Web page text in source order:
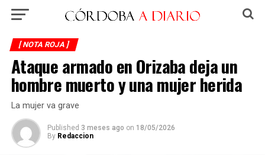
[ NOTA ROJA ]
Ataque armado en Orizaba deja un
hombre muerto y una mujer herida
La mujer va grave
Published 3 meses ago on 18/05/2026
By Redaccion